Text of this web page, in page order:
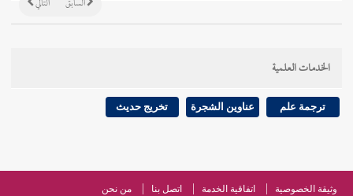
الخدمات العلمية
ترجمة علم عناوين الشجرة تخريج حديث
وثيقة الخصوصية اتفاقية الخدمة اتصل بنا من نحن